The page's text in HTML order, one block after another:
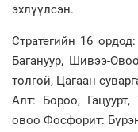
эхлүүлсэн.
Стратегийн 16
Багануур, Шивээ-
толгой, Цагаан
Алт: Бороо,
овоо Фосфорит: